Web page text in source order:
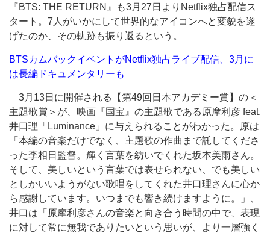
『BTS: THE RETURN』も3月27日よりNetflix独占配信ス
タート。7人がいかにして世界的なアイコンへと変貌を遂
げたのか、その軌跡も振り返るという。
BTSカムバックイベントがNetflix独占ライブ配信、3月に
は長編ドキュメンタリーも
3月13日に開催される【第49回日本アカデミー賞】の＜
主題歌賞＞が、映画『国宝』の主題歌である原摩利彦 feat.
井口理「Luminance」に与えられることがわかった。原は
「本編の音楽だけでなく、主題歌の作曲まで託してくださ
った李相日監督。輝く言葉を紡いでくれた坂本美雨さん。
そして、美しいという言葉では表せられない、でも美しい
としかいいようがない歌唱をしてくれた井口理さんに心か
ら感謝しています。いつまでも響き続けますように。」、
井口は「原摩利彦さんの音楽と向き合う時間の中で、表現
に対して常に無我でありたいという思いが、より一層強く